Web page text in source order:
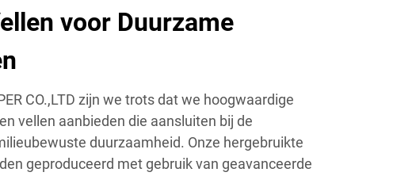
voor Duurzame
CO.,LTD zijn we trots dat we hoogwaardige
vellen aanbieden die aansluiten bij de
duurzaamheid. Onze hergebruikte
geproduceerd met gebruik van geavanceerde